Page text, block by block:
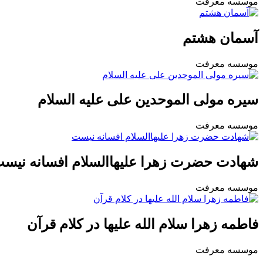
آسمان هشتم
موسسه معرفت
سیره مولی الموحدین علی علیه السلام
موسسه معرفت
شهادت حضرت زهرا علیهاالسلام افسانه
موسسه معرفت
فاطمه زهرا سلام الله علیها در کلام قرآن
موسسه معرفت